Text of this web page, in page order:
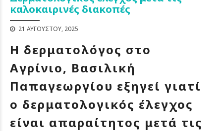
καλοκαιρινές διακοπές
21 ΑΥΓΟΎΣΤΟΥ, 2025
Η δερματολόγος στο
Αγρίνιο, Βασιλική
Παπαγεωργίου εξηγεί γιατί
ο δερματολογικός έλεγχος
είναι απαραίτητος μετά τις